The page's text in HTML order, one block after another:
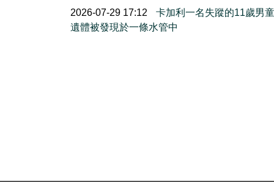
2026-07-29 17:12
卡加利一名失蹤的11歲男
遺體被發現於一條水管中